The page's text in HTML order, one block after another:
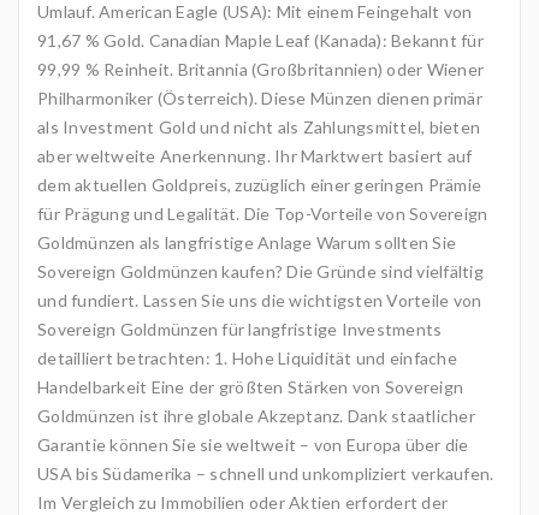
Umlauf. American Eagle (USA): Mit einem Feingehalt von
91,67 % Gold. Canadian Maple Leaf (Kanada): Bekannt für
99,99 % Reinheit. Britannia (Großbritannien) oder Wiener
Philharmoniker (Österreich). Diese Münzen dienen primär
als Investment Gold und nicht als Zahlungsmittel, bieten
aber weltweite Anerkennung. Ihr Marktwert basiert auf
dem aktuellen Goldpreis, zuzüglich einer geringen Prämie
für Prägung und Legalität. Die Top-Vorteile von Sovereign
Goldmünzen als langfristige Anlage Warum sollten Sie
Sovereign Goldmünzen kaufen? Die Gründe sind vielfältig
und fundiert. Lassen Sie uns die wichtigsten Vorteile von
Sovereign Goldmünzen für langfristige Investments
detailliert betrachten: 1. Hohe Liquidität und einfache
Handelbarkeit Eine der größten Stärken von Sovereign
Goldmünzen ist ihre globale Akzeptanz. Dank staatlicher
Garantie können Sie sie weltweit – von Europa über die
USA bis Südamerika – schnell und unkompliziert verkaufen.
Im Vergleich zu Immobilien oder Aktien erfordert der